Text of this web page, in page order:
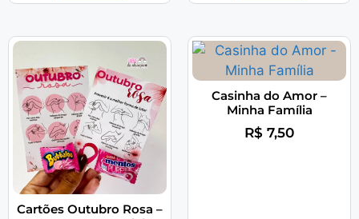
Cartões Outubro Rosa –
Casinha do Amor –
Minha Família
R$ 7,50